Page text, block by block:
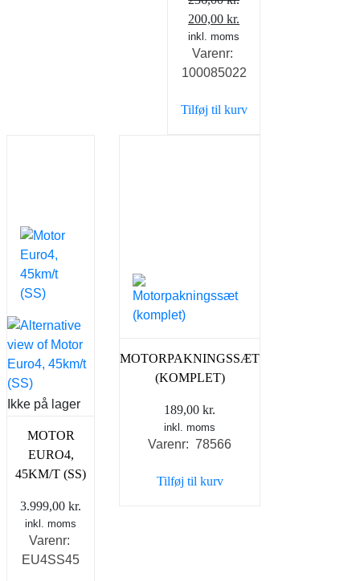
Den
oprindelige
pris
var:
200,00kr.
er:
inkl. moms
Varenr:
100085022
Tilføj til kurv
Ikke på lager
MOTOR
EURO4,
45KM/T (SS)
3.999,00kr.
inkl. moms
Varenr:
EU4SS45
MOTORPAKNINGSSÆT
(KOMPLET)
189,00kr.
inkl. moms
Varenr: 78566
Tilføj til kurv